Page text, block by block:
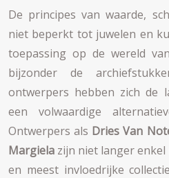
De principes van waarde,
niet beperkt tot juwelen en
toepassing op de wereld
bijzonder de
ontwerpers hebben zich de
een volwaardige
Ontwerpers als Dries Van
Margiela zijn niet langer
en meest invloedrijke